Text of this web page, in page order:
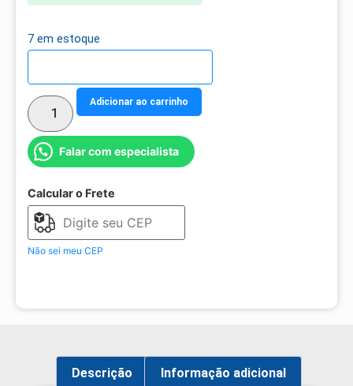
7 em estoque
Adicionar ao carrinho
Falar com especialista
Calcular o Frete
Não sei meu CEP
Descrição Informação adicional